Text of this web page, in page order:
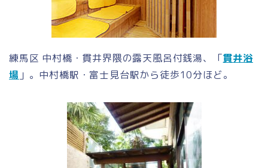
練馬区 中村橋・貫井界隈の露天風呂付銭湯、「貫井浴
場 」。中村橋駅・富士見台駅から徒歩10分ほど。